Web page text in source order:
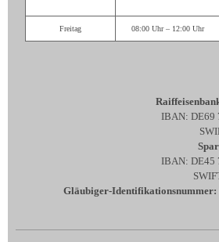
Freitag 08:00 Uhr – 12:00 Uhr
IBAN: DE69
IBAN: DE45
Gläubiger-Identifikationsnummer: